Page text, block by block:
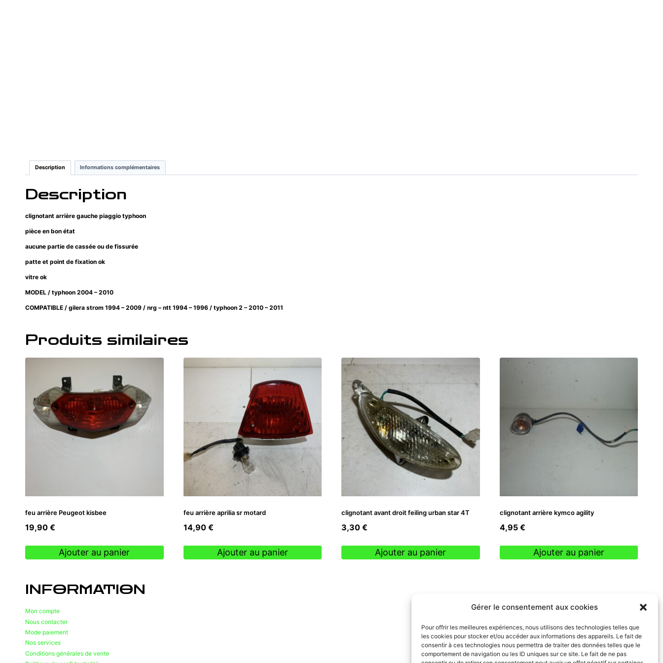
Gérer le consentement aux cookies
Pour offrir les meilleures expériences, nous utilisons des technologies telles que
les cookies pour stocker et/ou accéder aux informations des appareils. Le fait de
consentir à ces technologies nous permettra de traiter des données telles que le
comportement de navigation ou les ID uniques sur ce site. Le fait de ne pas
Description Informations complémentaires
Description
clignotant arrière gauche piaggio typhoon
pièce en bon état
aucune partie de cassée ou de fissurée
patte et point de fixation ok
vitre ok
MODEL / typhoon 2004 – 2010
COMPATIBLE / gilera strom 1994 – 2009 / nrg – ntt 1994 – 1996 / typhoon 2 – 2010 – 2011
Produits similaires
feu arrière Peugeot kisbee
19,90 €
Ajouter au panier
feu arrière aprilia sr motard
14,90 €
Ajouter au panier
clignotant avant droit feiling urban star 4T
3,30 €
Ajouter au panier
clignotant arrière kymco agility
4,95 €
Ajouter au panier
INFORMATION
Mon compte
Nous contacter
Mode paiement
Nos services
Conditions générales de vente